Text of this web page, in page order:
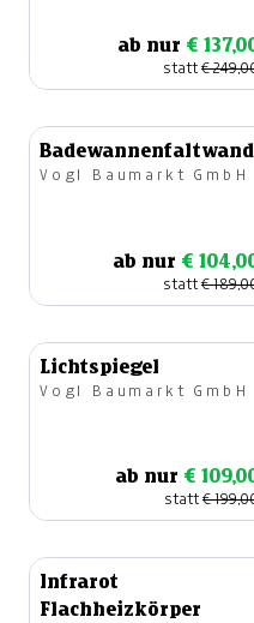
ab nur €
statt€
Badewannenfaltwand
Vogl Baumarkt GmbH
ab nur €
statt€
Lichtspiegel
Vogl Baumarkt GmbH
ab nur €
statt€
Infrarot
Flachheizkörper